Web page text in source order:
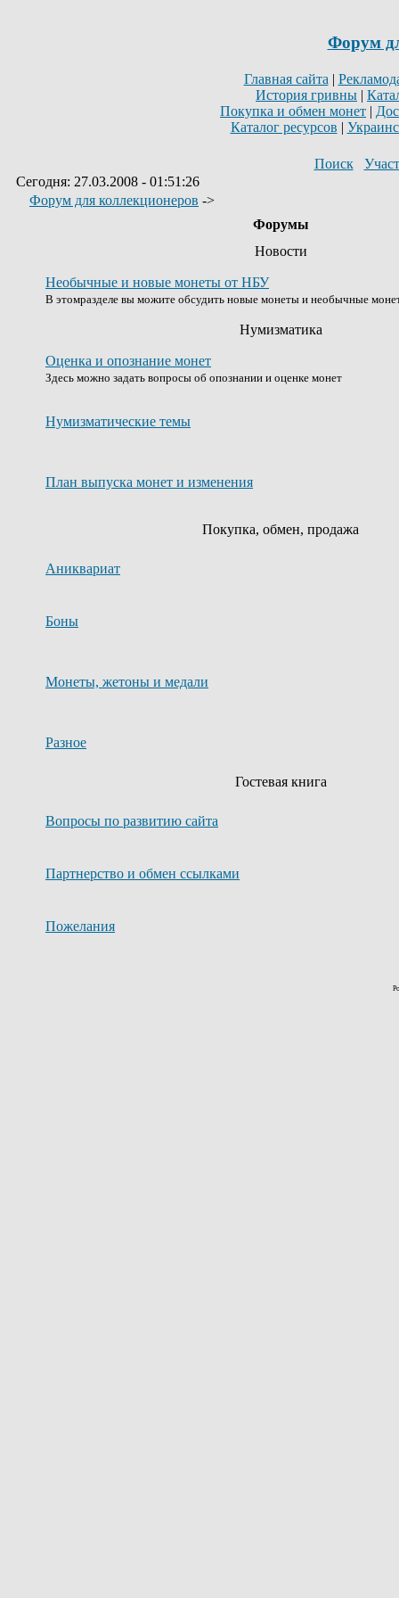
Форум
Главная сайта|
История гривны |
Покупка и обмен монет |
Каталог ресурсов |
Поиск
Сегодня: 27.03.2008 - 01:51:26
Форум для коллекционеров ->
Форумы
Новости
Необычные и новые монеты от НБУ
В этомразделе вы можите обсудить новые монеты и необычные
Нумизматика
Оценка и опознание монет
Здесь можно задать вопросы об опознании и оценке монет
Нумизматические темы
План выпуска монет и изменения
Покупка, обмен, продажа
Аниквариат
Боны
Монеты, жетоны и медали
Разное
Гостевая книга
Вопросы по развитию сайта
Партнерство и обмен ссылками
Пожелания